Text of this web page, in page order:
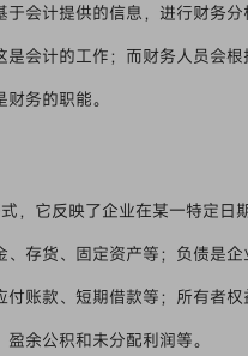
会计提供的信息，进行财务分
会计的工作；而财务人员会
务的职能。
，它反映了企业在某一特定日
存货、固定资产等；负债是
账款、短期借款等；所有者
余公积和未分配利润等。